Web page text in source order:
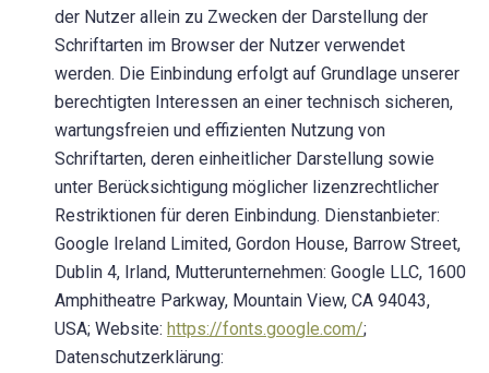
der Nutzer allein zu Zwecken der Darstellung der
Schriftarten im Browser der Nutzer verwendet
werden. Die Einbindung erfolgt auf Grundlage unserer
berechtigten Interessen an einer technisch sicheren,
wartungsfreien und effizienten Nutzung von
Schriftarten, deren einheitlicher Darstellung sowie
unter Berücksichtigung möglicher lizenzrechtlicher
Restriktionen für deren Einbindung. Dienstanbieter:
Google Ireland Limited, Gordon House, Barrow Street,
Dublin 4, Irland, Mutterunternehmen: Google LLC, 1600
Amphitheatre Parkway, Mountain View, CA 94043,
USA; Website: https://fonts.google.com/;
Datenschutzerklärung: